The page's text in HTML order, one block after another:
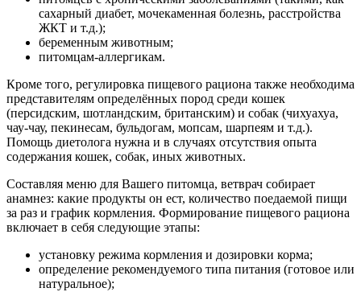
сахарный диабет, мочекаменная болезнь, расстройства
ЖКТ и т.д.);
беременным животным;
питомцам-аллергикам.
Кроме того, регулировка пищевого рациона также необходима
представителям определённых пород среди кошек
(персидским, шотландским, британским) и собак (чихуахуа,
чау-чау, пекинесам, бульдогам, мопсам, шарпеям и т.д.).
Помощь диетолога нужна и в случаях отсутствия опыта
содержания кошек, собак, иных животных.
Составляя меню для Вашего питомца, ветврач собирает
анамнез: какие продукты он ест, количество поедаемой пищи
за раз и график кормления. Формирование пищевого рациона
включает в себя следующие этапы:
установку режима кормления и дозировки корма;
определение рекомендуемого типа питания (готовое или
натуральное);